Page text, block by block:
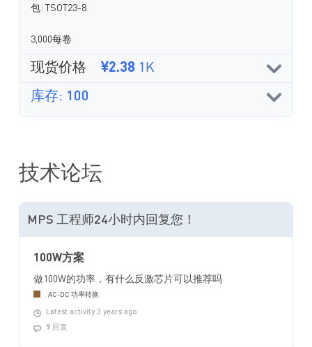
包: TSOT23-8
3,000每卷
现货价格 ¥2.38 1K
库存: 100
技术论坛
MPS 工程师24小时内回复您！
100W方案
做100W的功率，有什么反激芯片可以推荐吗
AC-DC 功率转换
Latest activity 3 years ago
9 回复